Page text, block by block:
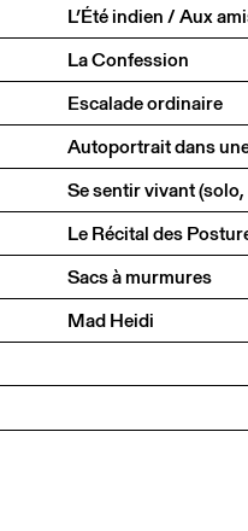
L’Été indien / Aux
La Confession
Escalade ordinaire
Autoportrait dans
Se sentir vivant
Le Récital des
Sacs à murmures
Mad Heidi